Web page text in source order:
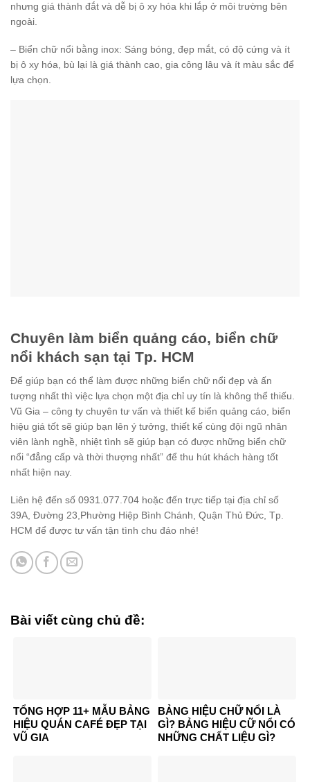
nhưng giá thành đắt và dễ bị ô xy hóa khi lắp ở môi trường bên
ngoài.
– Biển chữ nổi bằng inox: Sáng bóng, đẹp mắt, có độ cứng và ít
bị ô xy hóa, bù lại là giá thành cao, gia công lâu và ít màu sắc để
lựa chọn.
Chuyên làm biển quảng cáo, biển chữ
nổi khách sạn tại Tp. HCM
Để giúp bạn có thể làm được những biển chữ nổi đẹp và ấn
tượng nhất thì việc lựa chọn một địa chỉ uy tín là không thể thiếu.
Vũ Gia – công ty chuyên tư vấn và thiết kế biển quảng cáo, biển
hiệu giá tốt sẽ giúp bạn lên ý tưởng, thiết kế cùng đội ngũ nhân
viên lành nghề, nhiệt tình sẽ giúp bạn có được những biển chữ
nổi “đẳng cấp và thời thượng nhất” để thu hút khách hàng tốt
nhất hiện nay.
Liên hệ đến số 0931.077.704 hoặc đến trực tiếp tại địa chỉ số
39A, Đường 23,Phường Hiệp Bình Chánh, Quận Thủ Đức, Tp.
HCM để được tư vấn tận tình chu đáo nhé!
Bài viết cùng chủ đề:
TỔNG HỢP 11+ MẪU BẢNG
HIỆU QUÁN CAFÉ ĐẸP TẠI
VŨ GIA
BẢNG HIỆU CHỮ NỔI LÀ
GÌ? BẢNG HIỆU CỮ NỔI CÓ
NHỮNG CHẤT LIỆU GÌ?